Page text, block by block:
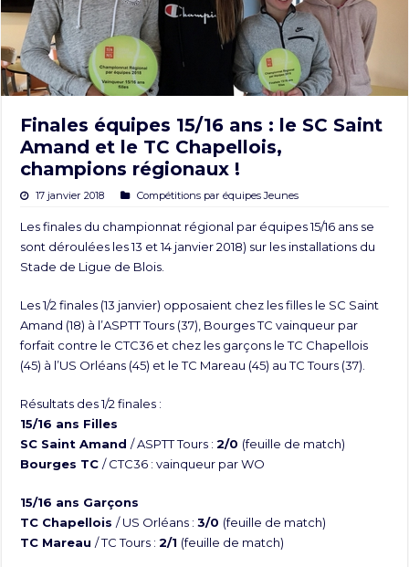
Finales équipes 15/16 ans : le SC Saint
Amand et le TC Chapellois,
champions régionaux !
17 janvier 2018 Compétitions par équipes Jeunes
Les finales du championnat régional par équipes 15/16 ans se
sont déroulées les 13 et 14 janvier 2018) sur les installations du
Stade de Ligue de Blois.
Les 1/2 finales (13 janvier) opposaient chez les filles le SC Saint
Amand (18) à l’ASPTT Tours (37), Bourges TC vainqueur par
forfait contre le CTC36 et chez les garçons le TC Chapellois
(45) à l’US Orléans (45) et le TC Mareau (45) au TC Tours (37).
Résultats des 1/2 finales :
15/16 ans Filles
SC Saint Amand/ ASPTT Tours :2/0 (feuille de match)
Bourges TC/ CTC36 : vainqueur par WO
15/16 ans Garçons
TC Chapellois/ US Orléans :3/0 (feuille de match)
TC Mareau/ TC Tours :2/1 (feuille de match)